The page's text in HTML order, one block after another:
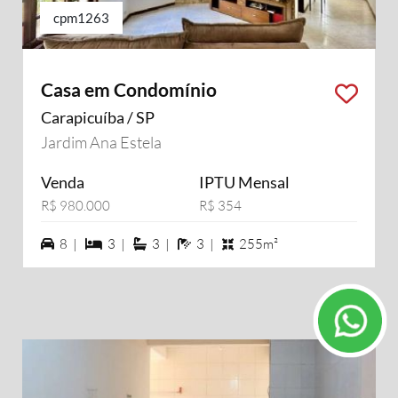
cpm1263
Casa em Condomínio
Carapicuíba / SP
Jardim Ana Estela
Venda
R$ 980.000
IPTU Mensal
R$ 354
8 vagas na garagem
8 | 3 dormiórios
3 | 3 suítes
3 | 3 banheiros
3 | 255m²